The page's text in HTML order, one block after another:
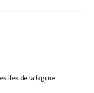
iles de la lagune